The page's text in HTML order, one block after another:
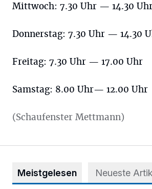
Mittwoch: 7.30 Uhr — 14.30
Donnerstag: 7.30 Uhr — 14.30
Freitag: 7.30 Uhr — 17.00 Uhr
Samstag: 8.00 Uhr— 12.00 Uhr
(Schaufenster Mettmann)
Meistgelesen Neueste